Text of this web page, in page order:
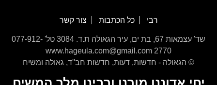
רבי כל הכתבות צור קשר
שד' עצמאות 67, בת ים, עיר הגאולה ת.ד. 3084 טל' 077-912-
2770 www.hageula.com@gmail.com
© הגאולה - חדשות, דעות, חדשות חב''ד, גאולה ומשיח